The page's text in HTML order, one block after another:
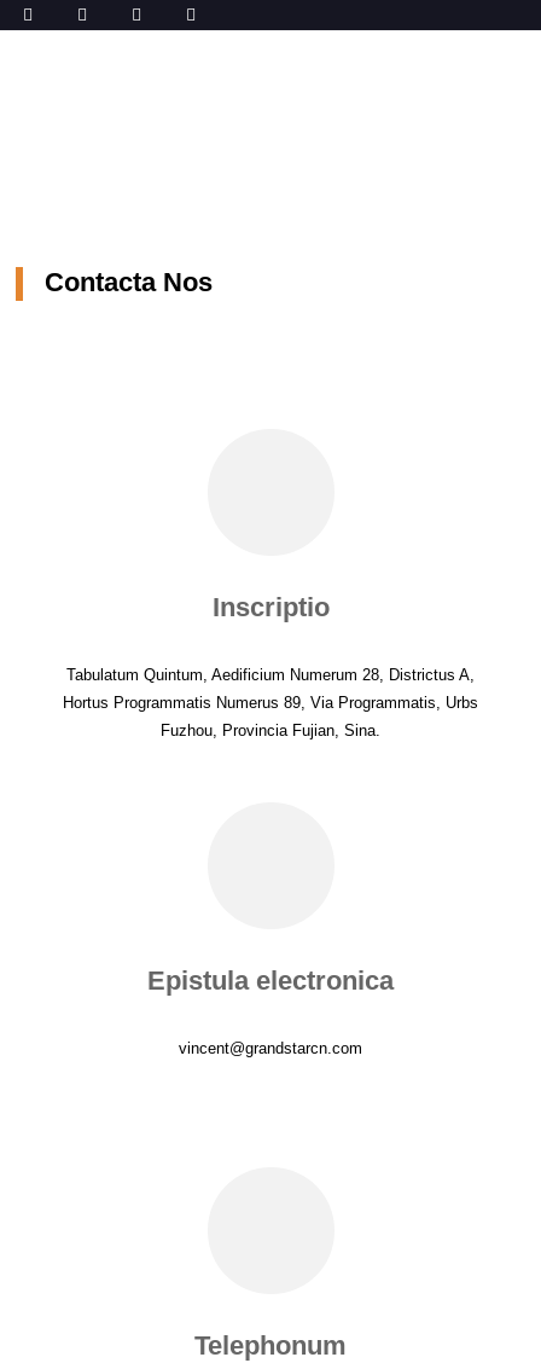
Contacta Nos
Inscriptio
Tabulatum Quintum, Aedificium Numerum 28, Districtus A,
Hortus Programmatis Numerus 89, Via Programmatis, Urbs
Fuzhou, Provincia Fujian, Sina.
Epistula electronica
vincent@grandstarcn.com
Telephonum